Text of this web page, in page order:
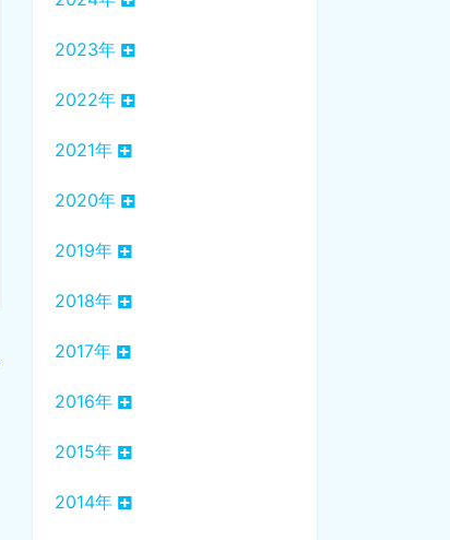
2023年
2022年
2021年
2020年
2019年
2018年
2017年
2016年
2015年
2014年